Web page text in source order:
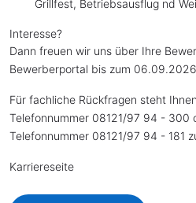
Grillfest, Betriebsausflug nd
Interesse?
Dann freuen wir uns über Ihre
Bewerberportal bis zum
Für fachliche Rückfragen steht
Telefonnummer 08121/97 94 - 300
Telefonnummer 08121/97 94 - 181
Karriereseite